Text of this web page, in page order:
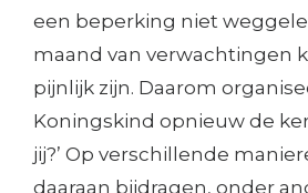
een beperking niet
maand van verwachtingen
pijnlijk zijn. Daarom
Koningskind opnieuw de
jij?’ Op verschillende
daaraan bijdragen, onder